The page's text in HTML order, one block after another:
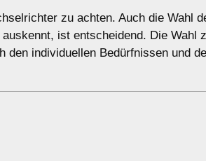
zu achten. Auch die Wahl
ist entscheidend. Die Wahl
den individuellen Bedürfnissen und